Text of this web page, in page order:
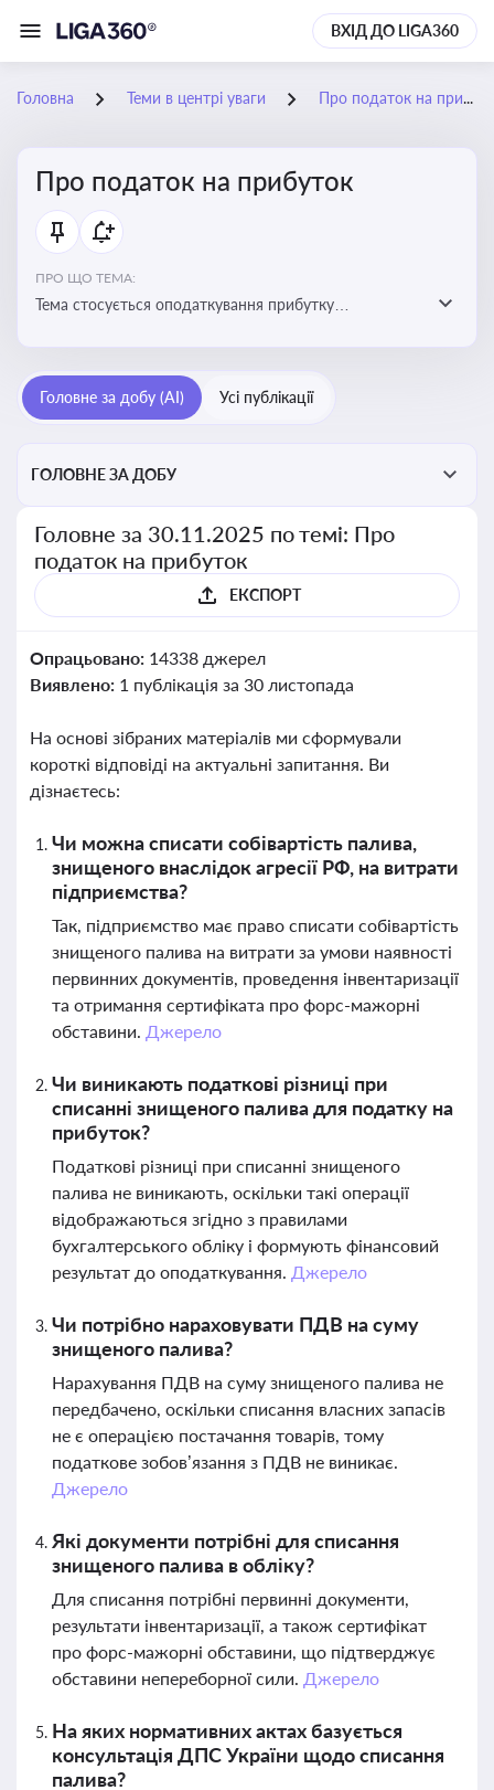
ВХІД ДО LIGA360
Головна Теми в центрі уваги Про податок на прибуток
Про податок на прибуток
ПРО ЩО ТЕМА:
Тема стосується оподаткування прибутку
звітність для бізнесу, бухгалтерів і юристів
Головне за добу (AI) Усі публікації
ГОЛОВНЕ ЗА ДОБУ
Головне за 30.11.2025 по темі: Про
податок на прибуток
ЕКСПОРТ
Опрацьовано: 14338 джерел
Виявлено: 1 публікація за 30 листопада
На основі зібраних матеріалів ми сформували
короткі відповіді на актуальні запитання. Ви
дізнаєтесь:
Чи можна списати собівартість палива,
знищеного внаслідок агресії РФ, на витрати
підприємства?
Так, підприємство має право списати собівартість
знищеного палива на витрати за умови наявності
первинних документів, проведення інвентаризації
та отримання сертифіката про форс-мажорні
обставини. Джерело
Чи виникають податкові різниці при
списанні знищеного палива для податку на
прибуток?
Податкові різниці при списанні знищеного
палива не виникають, оскільки такі операції
відображаються згідно з правилами
бухгалтерського обліку і формують фінансовий
результат до оподаткування. Джерело
Чи потрібно нараховувати ПДВ на суму
знищеного палива?
Нарахування ПДВ на суму знищеного палива не
передбачено, оскільки списання власних запасів
не є операцією постачання товарів, тому
податкове зобов’язання з ПДВ не виникає.
Джерело
Які документи потрібні для списання
знищеного палива в обліку?
Для списання потрібні первинні документи,
результати інвентаризації, а також сертифікат
про форс-мажорні обставини, що підтверджує
обставини непереборної сили. Джерело
На яких нормативних актах базується
консультація ДПС України щодо списання
палива?